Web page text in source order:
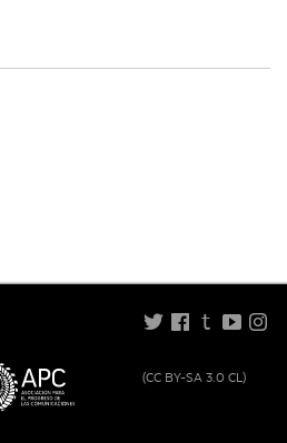
t
(CC BY-SA 3.0 CL)